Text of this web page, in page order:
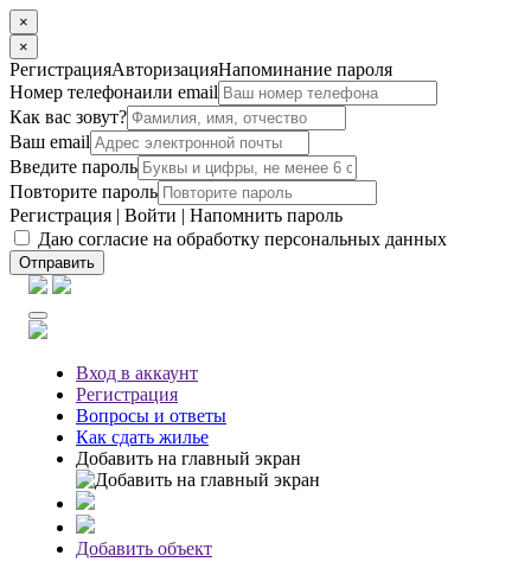
×
×
РегистрацияАвторизацияНапоминание пароля
Номер телефонаили email
Как вас зовут?
Ваш email
Введите пароль
Повторите пароль
Регистрация | Войти | Напомнить пароль
Даю согласие на обработку персональных данных
Отправить
Вход в аккаунт
Регистрация
Вопросы и ответы
Как сдать жилье
Добавить на главный экран
Добавить объект